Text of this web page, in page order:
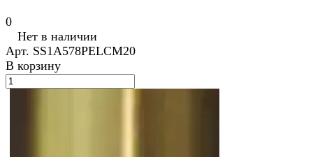
0
Нет в наличии
Арт. SS1A578PELCM20
В корзину